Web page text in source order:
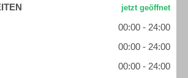
00:00 - 24:00
00:00 - 24:00
00:00 - 24:00